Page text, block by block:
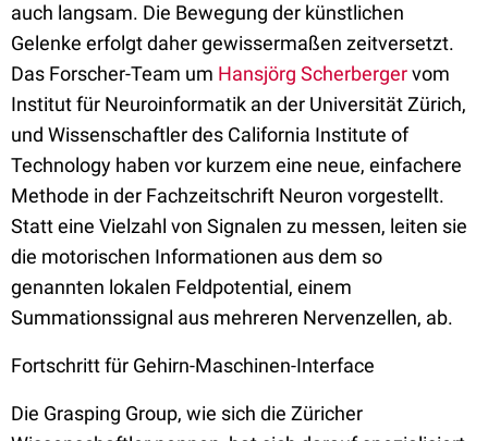
auch langsam. Die Bewegung der künstlichen
Gelenke erfolgt daher gewissermaßen zeitversetzt.
Das Forscher-Team um Hansjörg Scherbergervom
Institut für Neuroinformatik an der Universität Zürich,
und Wissenschaftler des California Institute of
Technology haben vor kurzem eine neue, einfachere
Methode in der Fachzeitschrift Neuron vorgestellt.
Statt eine Vielzahl von Signalen zu messen, leiten sie
die motorischen Informationen aus dem so
genannten lokalen Feldpotential, einem
Summationssignal aus mehreren Nervenzellen, ab.
Fortschritt für Gehirn-Maschinen-Interface
Die Grasping Group, wie sich die Züricher